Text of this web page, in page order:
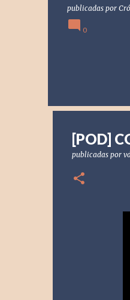
publicadas por
0
[POD]
publicadas por